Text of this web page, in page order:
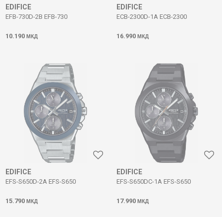
EDIFICE
EFB-730D-2B EFB-730
10.190 МКД
EDIFICE
ECB-2300D-1A ECB-2300
16.990 МКД
EDIFICE
EFS-S650D-2A EFS-S650
15.790 МКД
EDIFICE
EFS-S650DC-1A EFS-S650
17.990 МКД